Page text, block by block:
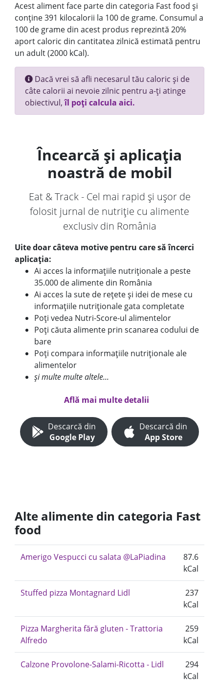
Acest aliment face parte din categoria Fast food și
conține 391 kilocalorii la 100 de grame. Consumul a
100 de grame din acest produs reprezintă 20%
aport caloric din cantitatea zilnică estimată pentru
un adult (2000 kCal).
Dacă vrei să afli necesarul tău caloric și de
câte calorii ai nevoie zilnic pentru a-ți atinge
obiectivul,îl poți calcula aici.
Încearcă și aplicația
noastră de mobil
Eat & Track - Cel mai rapid și ușor de
folosit jurnal de nutriție cu alimente
exclusiv din România
Uite doar câteva motive pentru care să încerci
aplicația:
Ai acces la informațiile nutriționale a peste
35.000 de alimente din România
Ai acces la sute de rețete și idei de mese cu
informațiile nutriționale gata completate
Poți vedea Nutri-Score-ul alimentelor
Poți căuta alimente prin scanarea codului de
bare
Poți compara informațiile nutriționale ale
alimentelor
și multe multe altele...
Află mai multe detalii
Descarcă din
Google Play
Descarcă din
App Store
Alte alimente din categoria Fast
food
Amerigo Vespucci cu salata @LaPiadina
87.6
kCal
Stuffed pizza Montagnard Lidl
237
kCal
Pizza Margherita fără gluten - Trattoria
Alfredo
259
kCal
Calzone Provolone-Salami-Ricotta - Lidl
294
kCal